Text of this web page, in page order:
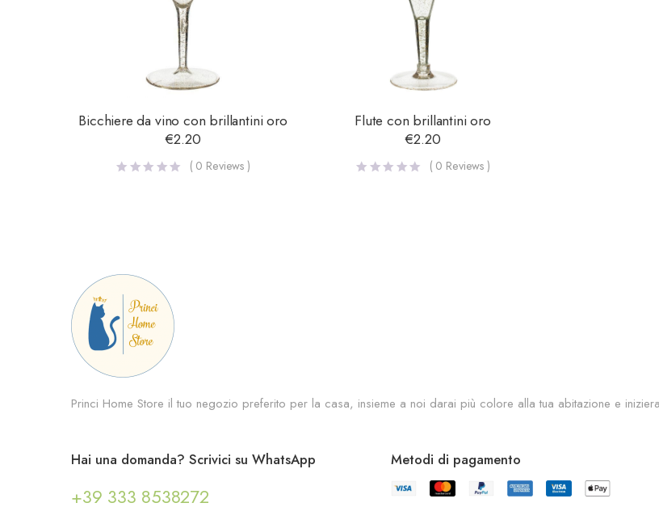
Bicchiere da vino con brillantini oro
€2.20
( 0 Reviews )
Flute con brillantini oro
€2.20
( 0 Reviews )
Princi Home Store il tuo negozio preferito per la casa, insieme a noi darai più colore alla tua abitazione e
Hai una domanda? Scrivici su WhatsApp
+39 333 8538272
Metodi di pagamento